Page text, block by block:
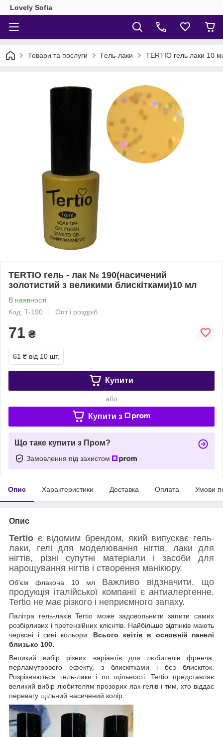
Lovely Sofia
Товари та послуги Гель-лаки TERTIO гель лаки 10
TERTIO гель - лак № 190(насичений
золотистий з великими блискітками)10 мл
В наявності
Код: T-190
Опт і роздріб
71 ₴
61 ₴ від 10 шт.
Купити
або
Купити з
Що таке купити з Пром?
Замовлення під захистом
Опис Характеристики Доставка Оплата Умови
Опис
Tertio є відомим брендом, який випускає гель-
лаки, гелі для моделювання нігтів, лаки для
нігтів, різні супутні матеріали і засоби для
нарощування нігтів і створення манікюру.
Об'єм флакона 10 мл Важливо відзначити, що
продукція італійської компанії є антиалергенне.
Tertio не має різкого і неприємного запаху.
Палітра гель-лаків Tertio може задовольнити запити самих
розбірливих і претензійних клієнтів. Найбільше відтінків мають
червоні і сині кольори. Всього квітів в основній панелі
близько 100.
Великий вибір різних варіантів для любителів френча,
перламутрового ефекту, з блискітками і без блискіток.
Розрізняються гель-лаки і по щільності. Tertio представляє
великий вибір любителям прозорих лак-гелів і тим, хто віддає
перевагу щільний насичений колір.